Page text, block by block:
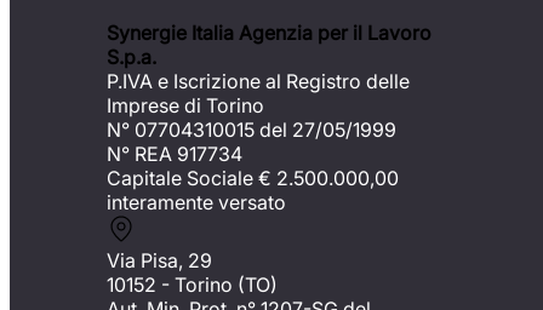
Synergie Italia Agenzia per il Lavoro
S.p.a.
P.IVA e Iscrizione al Registro delle
Imprese di Torino
N° 07704310015 del 27/05/1999
N° REA 917734
Capitale Sociale € 2.500.000,00
interamente versato
Via Pisa, 29
10152 - Torino (TO)